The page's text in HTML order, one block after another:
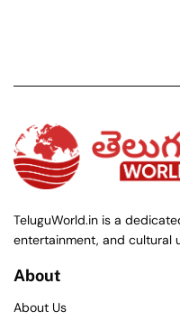
TeluguWorld.in is a
entertainment, and cultural
About
About Us